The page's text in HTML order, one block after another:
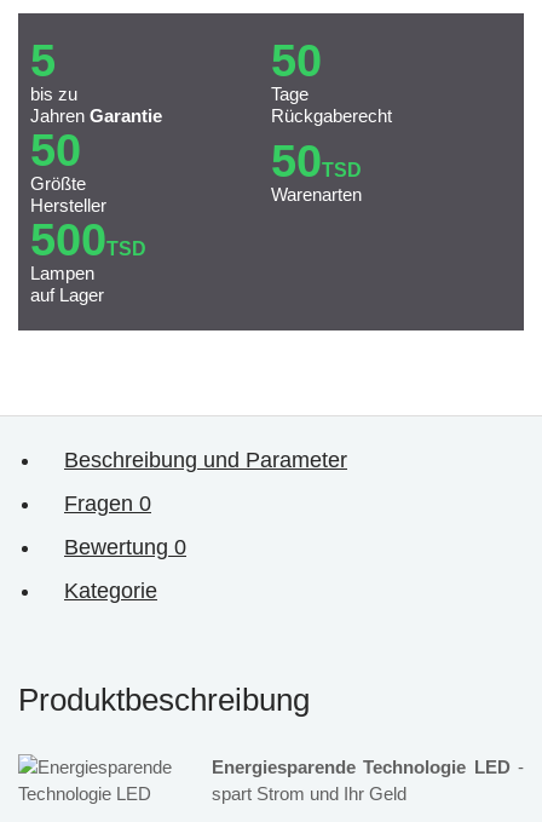
5
bis zu
Jahren Garantie
50
Tage
Rückgaberecht
50
Größte
Hersteller
50TSD
Warenarten
500TSD
Lampen
auf Lager
Beschreibung und Parameter
Fragen 0
Bewertung 0
Kategorie
Produktbeschreibung
Energiesparende Technologie LED-
spart Strom und Ihr Geld